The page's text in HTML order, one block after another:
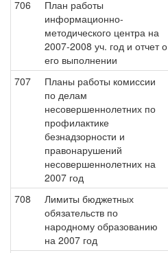
706
План работы
информационно-
методического центра на
2007-2008 уч. год и отчет о
его выполнении
707
Планы работы комиссии
по делам
несовершеннолетних по
профилактике
безнадзорности и
правонарушений
несовершеннолетних на
2007 год
708
Лимиты бюджетных
обязательств по
народному образованию
на 2007 год